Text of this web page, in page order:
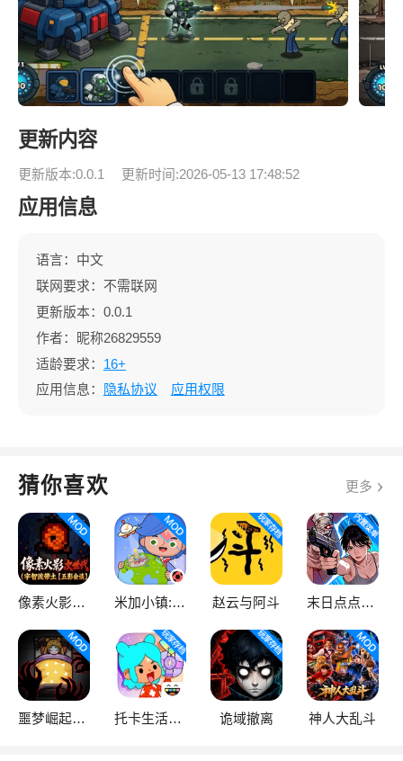
更新内容
更新版本:0.0.1 更新时间:2026-05-13 17:48:52
应用信息
语言：中文
联网要求：不需联网
更新版本：0.0.1
作者：昵称26829559
适龄要求： 16+
应用信息：
隐私协议 应用权限
猜你喜欢 更多
像素火影次世代 米加小镇:世界 赵云与阿斗 末日点点（辅助菜单）
噩梦崛起：生存 托卡生活：世界 诡域撤离 神人大乱斗